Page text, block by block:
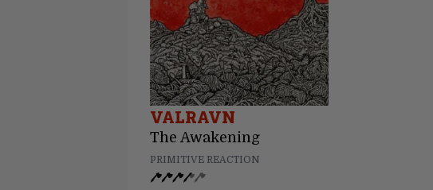
VALRAVN
The Awakening
PRIMITIVE REACTION